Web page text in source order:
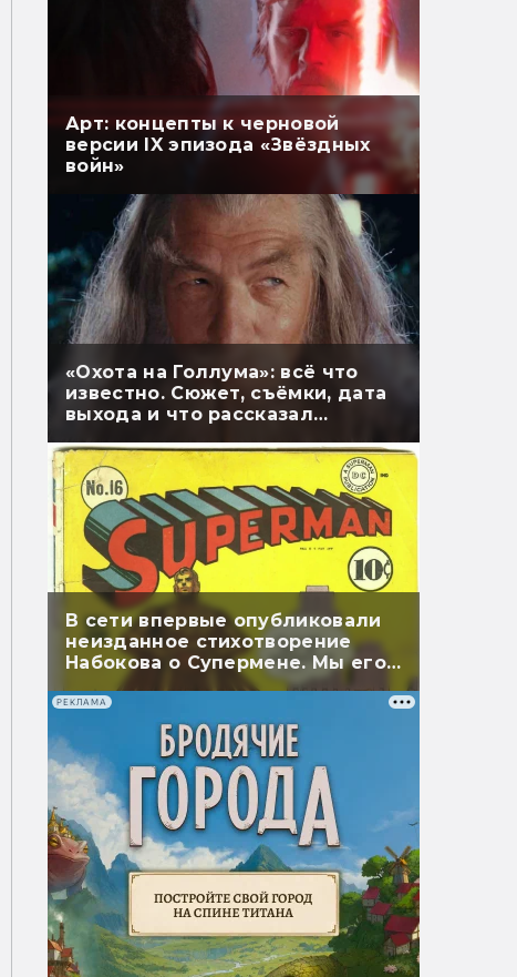
Арт: концепты к черновой
версии IX эпизода «Звёздных
войн»
«Охота на Голлума»: всё что
известно. Сюжет, съёмки, дата
выхода и что рассказал
В сети впервые опубликовали
неизданное стихотворение
Набокова о Супермене. Мы его
перевели
РЕКЛАМА